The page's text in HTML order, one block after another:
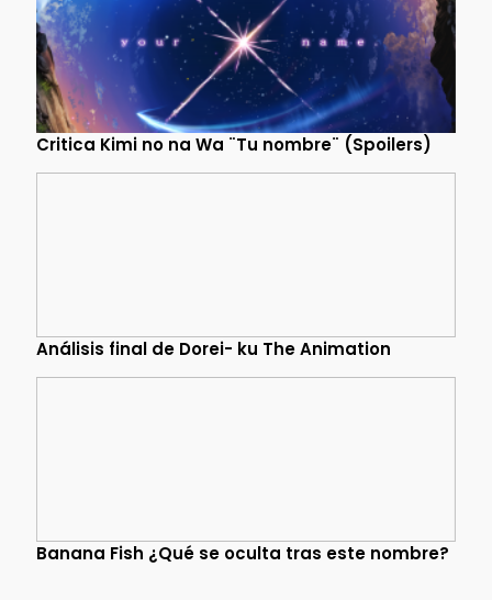
Critica Kimi no na Wa ¨Tu nombre¨ (Spoilers)
Análisis final de Dorei- ku The Animation
Banana Fish ¿Qué se oculta tras este nombre?